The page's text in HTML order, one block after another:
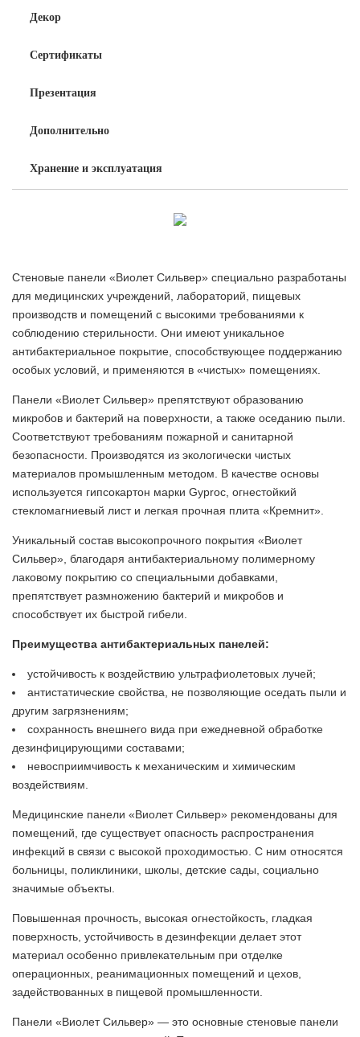
Декор
Сертификаты
Презентация
Дополнительно
Хранение и эксплуатация
Стеновые панели «Виолет Сильвер» специально разработаны
для медицинских учреждений, лабораторий, пищевых
производств и помещений с высокими требованиями к
соблюдению стерильности. Они имеют уникальное
антибактериальное покрытие, способствующее поддержанию
особых условий, и применяются в «чистых» помещениях.
Панели «Виолет Сильвер» препятствуют образованию
микробов и бактерий на поверхности, а также оседанию пыли.
Соответствуют требованиям пожарной и санитарной
безопасности. Производятся из экологически чистых
материалов промышленным методом. В качестве основы
используется гипсокартон марки Gyproc, огнестойкий
стекломагниевый лист и легкая прочная плита «Кремнит».
Уникальный состав высокопрочного покрытия «Виолет
Сильвер», благодаря антибактериальному полимерному
лаковому покрытию со специальными добавками,
препятствует размножению бактерий и микробов и
способствует их быстрой гибели.
Преимущества антибактериальных панелей:
устойчивость к воздействию ультрафиолетовых лучей;
антистатические свойства, не позволяющие оседать пыли и
другим загрязнениям;
сохранность внешнего вида при ежедневной обработке
дезинфицирующими составами;
невосприимчивость к механическим и химическим
воздействиям.
Медицинские панели «Виолет Сильвер» рекомендованы для
помещений, где существует опасность распространения
инфекций в связи с высокой проходимостью. С ним относятся
больницы, поликлиники, школы, детские сады, социально
значимые объекты.
Повышенная прочность, высокая огнестойкость, гладкая
поверхность, устойчивость в дезинфекции делает этот
материал особенно привлекательным при отделке
операционных, реанимационных помещений и цехов,
задействованных в пищевой промышленности.
Панели «Виолет Сильвер» — это основные стеновые панели